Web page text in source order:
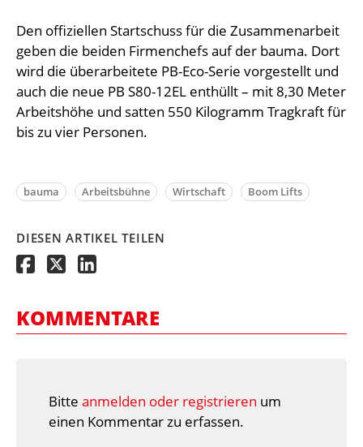
Den offiziellen Startschuss für die Zusammenarbeit
geben die beiden Firmenchefs auf der bauma. Dort
wird die überarbeitete PB-Eco-Serie vorgestellt und
auch die neue PB S80-12EL enthüllt – mit 8,30 Meter
Arbeitshöhe und satten 550 Kilogramm Tragkraft für
bis zu vier Personen.
bauma Arbeitsbühne Wirtschaft Boom Lifts
DIESEN ARTIKEL TEILEN
KOMMENTARE
Bitte anmelden oder registrieren um
einen Kommentar zu erfassen.